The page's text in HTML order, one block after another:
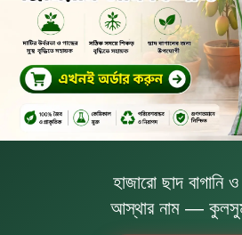
হাজারো ছাদ বাগানি
আস্থার নাম —